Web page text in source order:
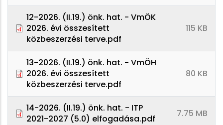
12-2026. (II.19.) önk. hat. - VmÖK
2026. évi összesített
közbeszerzési terve.pdf
115 KB
13-2026. (II.19.) önk. hat. - VmÖH
2026. évi összesített
közbeszerzési terve.pdf
80 KB
14-2026. (II.19.) önk. hat. - ITP
2021-2027 (5.0) elfogadása.pdf
7.75 MB